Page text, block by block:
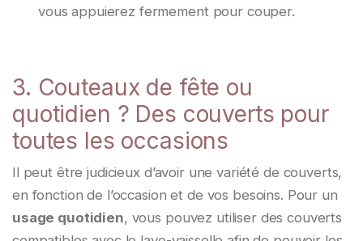
vous appuierez fermement pour couper.
3. Couteaux de fête ou
quotidien ? Des couverts pour
toutes les occasions
Il peut être judicieux d’avoir une variété de couverts,
en fonction de l’occasion et de vos besoins. Pour un
usage quotidien, vous pouvez utiliser des couverts